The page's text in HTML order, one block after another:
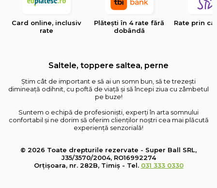
Card online, inclusiv
rate
Plătești în 4 rate fără
dobândă
Rate prin
Saltele, toppere saltea, perne
Știm cât de important e să ai un somn bun, să te trezești
dimineață odihnit, cu poftă de viață și să începi ziua cu zâmbetul
pe buze!
Suntem o echipă de profesioniști, experți în arta somnului
confortabil și ne dorim să oferim clienților noștri cea mai plăcută
experiență senzorială!
© 2026 Toate drepturile rezervate - Super Ball SRL,
J35/3570/2004, RO16992274
Orțișoara, nr. 282B, Timiș - Tel. 031 333 0330